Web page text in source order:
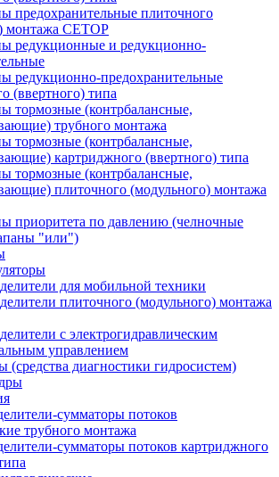
предохранительные плиточного
монтажа CETOP
редукционные и редукционно-
редукционно-предохранительные
(ввертного) типа
тормозные (контрбалансные,
трубного монтажа
тормозные (контрбалансные,
картриджного (ввертного) типа
тормозные (контрбалансные,
плиточного (модульного) монтажа
приоритета по давлению (челночные
"или")
для мобильной техники
плиточного (модульного) монтажа
с электрогидравлическим
управлением
(средства диагностики гидросистем)
сумматоры потоков
трубного монтажа
сумматоры потоков картриджного